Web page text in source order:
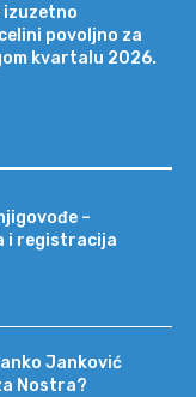
izuzetno
povoljno za
kvartalu 2026.
–
i registracija
Janković
Nostra?